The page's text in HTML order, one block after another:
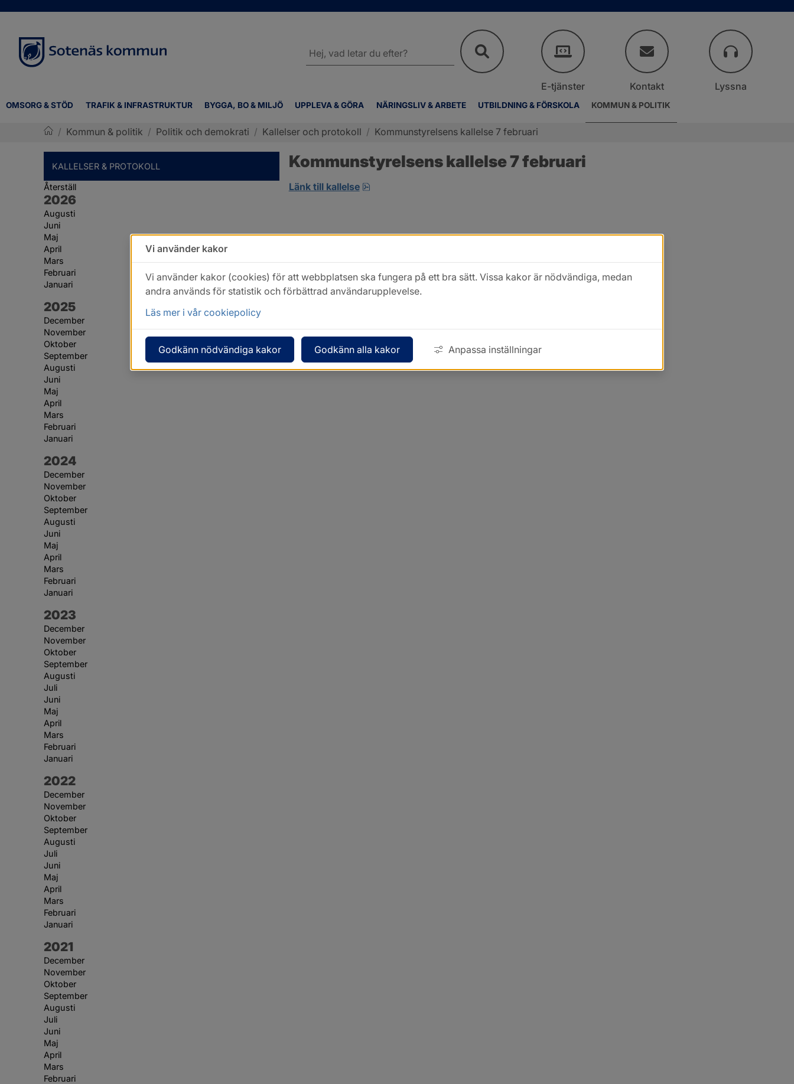
OMSORG & STÖD TRAFIK & INFRASTRUKTUR BYGGA, BO & MILJÖ UPPLEVA & GÖRA NÄRINGSLIV & ARBETE UTBILDNING & FÖRSKOLA KOMMUN & POLITIK
webbplatsen
E-tjänster Kontakt Lyssna
/ Kommun & politik / Politik och demokrati / Kallelser och protokoll / Kommunstyrelsens kallelse 7 februari
KALLELSER & PROTOKOLL
Återställ
År:
2026
Augusti
Juni
Maj
April
Mars
Februari
Januari
År:
2025
December
November
Oktober
September
Augusti
Juni
Maj
April
Mars
Februari
Januari
År:
2024
December
November
Oktober
September
Augusti
Juni
Maj
April
Mars
Februari
Januari
År:
2023
December
November
Oktober
September
Augusti
Juli
Juni
Maj
April
Mars
Februari
Januari
År:
2022
December
November
Oktober
September
Augusti
Juli
Juni
Maj
April
Mars
Februari
Januari
År:
2021
December
November
Oktober
September
Augusti
Juli
Juni
Maj
April
Mars
Februari
Kommunstyrelsens kallelse 7 februari
Länk till kallelse pdf, öppnas i nytt fönster.
Vi använder kakor
Vi använder kakor (cookies) för att webbplatsen ska fungera på ett bra sätt. Vissa kakor är nödvändiga, medan
andra används för statistik och förbättrad användarupplevelse.
Läs mer i vår cookiepolicy
Godkänn nödvändiga kakor Godkänn alla kakor Anpassa inställningar